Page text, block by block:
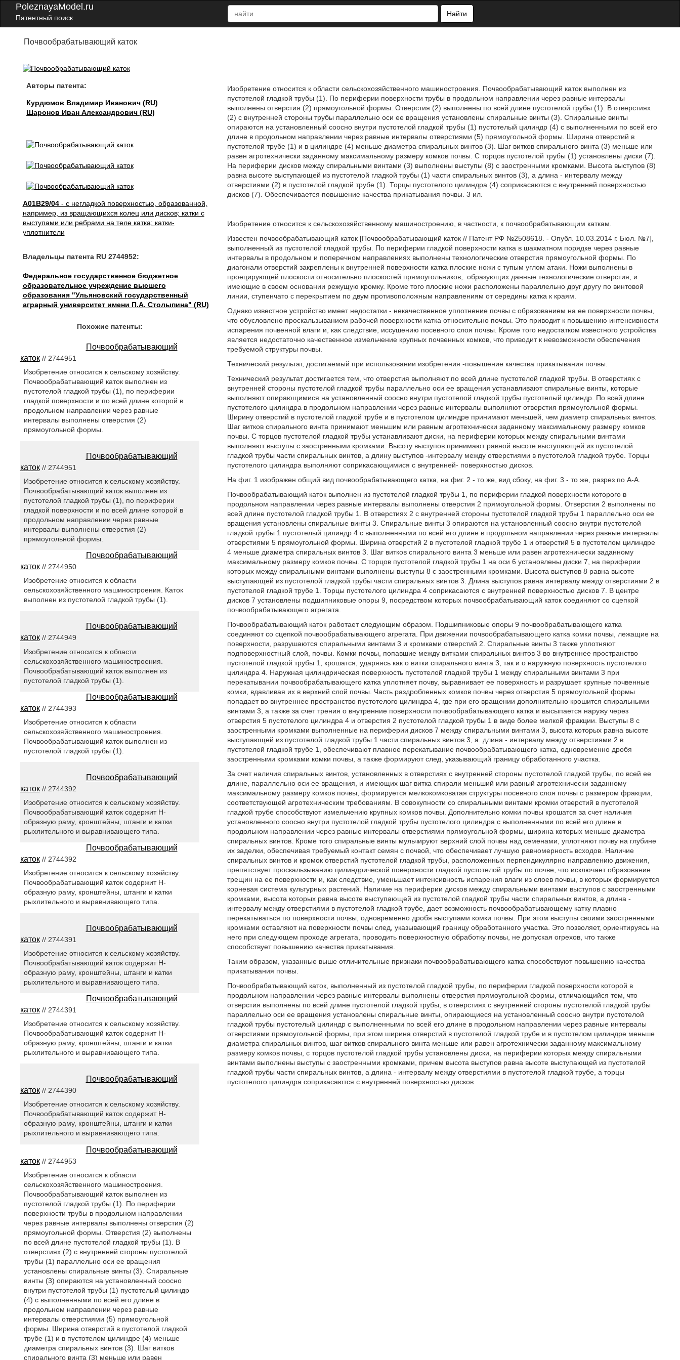
PoleznayaModel.ru
Патентный поиск
Найти
Почвообрабатывающий каток
Авторы патента:
Курдюмов Владимир Иванович (RU)
Шаронов Иван Александрович (RU)
A01B29/04- с негладкой поверхностью, образованной,
например, из вращающихся колец или дисков; катки с
выступами или ребрами на теле катка; катки-
уплотнители
Владельцы патента RU 2744952:
Федеральное государственное бюджетное
образовательное учреждение высшего
образования "Ульяновский государственный
аграрный университет имени П.А. Столыпина" (RU)
Изобретение относится к области сельскохозяйственного машиностроения. Почвообрабатывающий каток выполнен из
пустотелой гладкой трубы (1). По периферии поверхности трубы в продольном направлении через равные интервалы
выполнены отверстия (2) прямоугольной формы. Отверстия (2) выполнены по всей длине пустотелой трубы (1). В отверстиях
(2) с внутренней стороны трубы параллельно оси ее вращения установлены спиральные винты (3). Спиральные винты
опираются на установленный соосно внутри пустотелой гладкой трубы (1) пустотелый цилиндр (4) с выполненными по всей его
длине в продольном направлении через равные интервалы отверстиями (5) прямоугольной формы. Ширина отверстий в
пустотелой трубе (1) и в цилиндре (4) меньше диаметра спиральных винтов (3). Шаг витков спирального винта (3) меньше или
равен агротехнически заданному максимальному размеру комков почвы. С торцов пустотелой трубы (1) установлены диски (7).
На периферии дисков между спиральными винтами (3) выполнены выступы (8) с заостренными кромками. Высота выступов (8)
равна высоте выступающей из пустотелой гладкой трубы (1) части спиральных винтов (3), а длина - интервалу между
отверстиями (2) в пустотелой гладкой трубе (1). Торцы пустотелого цилиндра (4) соприкасаются с внутренней поверхностью
дисков (7). Обеспечивается повышение качества прикатывания почвы. 3 ил.
Изобретение относится к сельскохозяйственному машиностроению, в частности, к почвообрабатывающим каткам.
Известен почвообрабатывающий каток [Почвообрабатывающий каток // Патент РФ №2508618. - Опубл. 10.03.2014 г. Бюл. №7],
выполненный из пустотелой гладкой трубы. По периферии гладкой поверхности катка в шахматном порядке через равные
интервалы в продольном и поперечном направлениях выполнены технологические отверстия прямоугольной формы. По
диагонали отверстий закреплены к внутренней поверхности катка плоские ножи с тупым углом атаки. Ножи выполнены в
проецирующей плоскости относительно плоскостей прямоугольников,. образующих данные технологические отверстия, и
имеющие в своем основании режущую кромку. Кроме того плоские ножи расположены параллельно друг другу по винтовой
линии, ступенчато с перекрытием по двум противоположным направлениям от середины катка к краям.
Однако известное устройство имеет недостатки - некачественное уплотнение почвы с образованием на ее поверхности почвы,
что обусловлено проскальзыванием рабочей поверхности катка относительно почвы. Это приводит к повышению интенсивности
испарения почвенной влаги и, как следствие, иссушению посевного слоя почвы. Кроме того недостатком известного устройства
является недостаточно качественное измельчение крупных почвенных комков, что приводит к невозможности обеспечения
требуемой структуры почвы.
Технический результат, достигаемый при использовании изобретения -повышение качества прикатывания почвы.
Технический результат достигается тем, что отверстия выполняют по всей длине пустотелой гладкой трубы. В отверстиях с
внутренней стороны пустотелой гладкой трубы параллельно оси ее вращения устанавливают спиральные винты, которые
выполняют опирающимися на установленный соосно внутри пустотелой гладкой трубы пустотелый цилиндр. По всей длине
пустотелого цилиндра в продольном направлении через равные интервалы выполняют отверстия прямоугольной формы.
Ширину отверстий в пустотелой гладкой трубе и в пустотелом цилиндре принимают меньшей, чем диаметр спиральных винтов.
Шаг витков спирального винта принимают меньшим или равным агротехнически заданному максимальному размеру комков
почвы. С торцов пустотелой гладкой трубы устанавливают диски, на периферии которых между спиральными винтами
выполняют выступы с заостренными кромками. Высоту выступов принимают равной высоте выступающей из пустотелой
гладкой трубы части спиральных винтов, а длину выступов -интервалу между отверстиями в пустотелой гладкой трубе. Торцы
пустотелого цилиндра выполняют соприкасающимися с внутренней- поверхностью дисков.
На фиг. 1 изображен общий вид почвообрабатывающего катка, на фиг. 2 - то же, вид сбоку, на фиг. 3 - то же, разрез по А-А.
Почвообрабатывающий каток выполнен из пустотелой гладкой трубы 1, по периферии гладкой поверхности которого в
продольном направлении через равные интервалы выполнены отверстия 2 прямоугольной формы. Отверстия 2 выполнены по
всей длине пустотелой гладкой трубы 1. В отверстиях 2 с внутренней стороны пустотелой гладкой трубы 1 параллельно оси ее
вращения установлены спиральные винты 3. Спиральные винты 3 опираются на установленный соосно внутри пустотелой
гладкой трубы 1 пустотелый цилиндр 4 с выполненными по всей его длине в продольном направлении через равные интервалы
отверстиями 5 прямоугольной формы. Ширина отверстий 2 в пустотелой гладкой трубе 1 и отверстий 5 в пустотелом цилиндре
4 меньше диаметра спиральных винтов 3. Шаг витков спирального винта 3 меньше или равен агротехнически заданному
максимальному размеру комков почвы. С торцов пустотелой гладкой трубы 1 на оси 6 установлены диски 7, на периферии
которых между спиральными винтами выполнены выступы 8 с заостренными кромками. Высота выступов 8 равна высоте
выступающей из пустотелой гладкой трубы части спиральных винтов 3. Длина выступов равна интервалу между отверстиями 2 в
пустотелой гладкой трубе 1. Торцы пустотелого цилиндра 4 соприкасаются с внутренней поверхностью дисков 7. В центре
дисков 7 установлены подшипниковые опоры 9, посредством которых почвообрабатывающий каток соединяют со сцепкой
почвообрабатывающего агрегата.
Почвообрабатывающий каток работает следующим образом. Подшипниковые опоры 9 почвообрабатывающего катка
соединяют со сцепкой почвообрабатывающего агрегата. При движении почвообрабатывающего катка комки почвы, лежащие на
поверхности, разрушаются спиральными винтами 3 и кромками отверстий 2. Спиральные винты 3 также уплотняют
подповерхностный слой, почвы. Комки почвы, попавшие между витками спиральных винтов 3 во внутреннее пространство
пустотелой гладкой трубы 1, крошатся, ударяясь как о витки спирального винта 3, так и о наружную поверхность пустотелого
цилиндра 4. Наружная цилиндрическая поверхность пустотелой гладкой трубы 1 между спиральными винтами 3 при
перекатывании почвообрабатывающего катка уплотняет почву, выравнивает ее поверхность и разрушает крупные почвенные
комки, вдавливая их в верхний слой почвы. Часть раздробленных комков почвы через отверстия 5 прямоугольной формы
попадает во внутреннее пространство пустотелого цилиндра 4, где при его вращении дополнительно крошится спиральными
винтами 3, а также за счет трения о внутренние поверхности почвообрабатывающего катка и высыпается наружу через
отверстия 5 пустотелого цилиндра 4 и отверстия 2 пустотелой гладкой трубы 1 в виде более мелкой фракции. Выступы 8 с
заостренными кромками выполненные на периферии дисков 7 между спиральными винтами 3, высота которых равна высоте
выступающей из пустотелой гладкой трубы 1 части спиральных винтов 3, а. длина - интервалу между отверстиями 2 в
пустотелой гладкой трубе 1, обеспечивают плавное перекатывание почвообрабатывающего катка, одновременно дробя
заостренными кромками комки почвы, а также формируют след, указывающий границу обработанного участка.
За счет наличия спиральных винтов, установленных в отверстиях с внутренней стороны пустотелой гладкой трубы, по всей ее
длине, параллельно оси ее вращения, и имеющих шаг витка спирали меньший или равный агротехнически заданному
максимальному размеру комков почвы, формируется мелкокомковатая структуры посевного слоя почвы с размером фракции,
соответствующей агротехническим требованиям. В совокупности со спиральными винтами кромки отверстий в пустотелой
гладкой трубе способствуют измельчению крупных комков почвы. Дополнительно комки почвы крошатся за счет наличия
установленного соосно внутри пустотелой гладкой трубы пустотелого цилиндра с выполненными по всей его длине в
продольном направлении через равные интервалы отверстиями прямоугольной формы, ширина которых меньше диаметра
спиральных винтов. Кроме того спиральные винты мульчируют верхний слой почвы над семенами, уплотняют почву на глубине
их заделки, обеспечивая требуемый контакт семян с почвой, что обеспечивает лучшую равномерность всходов. Наличие
спиральных винтов и кромок отверстий пустотелой гладкой трубы, расположенных перпендикулярно направлению движения,
препятствует проскальзыванию цилиндрической поверхности гладкой пустотелой трубы по почве, что исключает образование
трещин на ее поверхности и, как следствие, уменьшает интенсивность испарения влаги из слоев почвы, в которых формируется
корневая система культурных растений. Наличие на периферии дисков между спиральными винтами выступов с заостренными
кромками, высота которых равна высоте выступающей из пустотелой гладкой трубы части спиральных винтов, а длина -
интервалу между отверстиями в пустотелой гладкой трубе, дает возможность почвообрабатывающему катку плавно
перекатываться по поверхности почвы, одновременно дробя выступами комки почвы. При этом выступы своими заостренными
кромками оставляют на поверхности почвы след, указывающий границу обработанного участка. Это позволяет, ориентируясь на
него при следующем проходе агрегата, проводить поверхностную обработку почвы, не допуская огрехов, что также
способствует повышению качества прикатывания.
Таким образом, указанные выше отличительные признаки почвообрабатывающего катка способствуют повышению качества
прикатывания почвы.
Почвообрабатывающий каток, выполненный из пустотелой гладкой трубы, по периферии гладкой поверхности которой в
продольном направлении через равные интервалы выполнены отверстия прямоугольной формы, отличающийся тем, что
отверстия выполнены по всей длине пустотелой гладкой трубы, в отверстиях с внутренней стороны пустотелой гладкой трубы
параллельно оси ее вращения установлены спиральные винты, опирающиеся на установленный соосно внутри пустотелой
гладкой трубы пустотелый цилиндр с выполненными по всей его длине в продольном направлении через равные интервалы
отверстиями прямоугольной формы, при этом ширина отверстий в пустотелой гладкой трубе и в пустотелом цилиндре меньше
диаметра спиральных винтов, шаг витков спирального винта меньше или равен агротехнически заданному максимальному
размеру комков почвы, с торцов пустотелой гладкой трубы установлены диски, на периферии которых между спиральными
винтами выполнены выступы с заостренными кромками, причем высота выступов равна высоте выступающей из пустотелой
гладкой трубы части спиральных винтов, а длина - интервалу между отверстиями в пустотелой гладкой трубе, а торцы
пустотелого цилиндра соприкасаются с внутренней поверхностью дисков.
Похожие патенты:
Почвообрабатывающий
каток// 2744951
Изобретение относится к сельскому хозяйству.
Почвообрабатывающий каток выполнен из
пустотелой гладкой трубы (1), по периферии
гладкой поверхности и по всей длине которой в
продольном направлении через равные
интервалы выполнены отверстия (2)
прямоугольной формы.
Почвообрабатывающий
каток// 2744951
Изобретение относится к сельскому хозяйству.
Почвообрабатывающий каток выполнен из
пустотелой гладкой трубы (1), по периферии
гладкой поверхности и по всей длине которой в
продольном направлении через равные
интервалы выполнены отверстия (2)
прямоугольной формы.
Почвообрабатывающий
каток// 2744950
Изобретение относится к области
сельскохозяйственного машиностроения. Каток
выполнен из пустотелой гладкой трубы (1).
Почвообрабатывающий
каток// 2744949
Изобретение относится к области
сельскохозяйственного машиностроения.
Почвообрабатывающий каток выполнен из
пустотелой гладкой трубы (1).
Почвообрабатывающий
каток// 2744393
Изобретение относится к области
сельскохозяйственного машиностроения.
Почвообрабатывающий каток выполнен из
пустотелой гладкой трубы (1).
Почвообрабатывающий
каток// 2744392
Изобретение относится к сельскому хозяйству.
Почвообрабатывающий каток содержит Н-
образную раму, кронштейны, штанги и катки
рыхлительного и выравнивающего типа.
Почвообрабатывающий
каток// 2744392
Изобретение относится к сельскому хозяйству.
Почвообрабатывающий каток содержит Н-
образную раму, кронштейны, штанги и катки
рыхлительного и выравнивающего типа.
Почвообрабатывающий
каток// 2744391
Изобретение относится к сельскому хозяйству.
Почвообрабатывающий каток содержит Н-
образную раму, кронштейны, штанги и катки
рыхлительного и выравнивающего типа.
Почвообрабатывающий
каток// 2744391
Изобретение относится к сельскому хозяйству.
Почвообрабатывающий каток содержит Н-
образную раму, кронштейны, штанги и катки
рыхлительного и выравнивающего типа.
Почвообрабатывающий
каток// 2744390
Изобретение относится к сельскому хозяйству.
Почвообрабатывающий каток содержит Н-
образную раму, кронштейны, штанги и катки
рыхлительного и выравнивающего типа.
Почвообрабатывающий
каток// 2744953
Изобретение относится к области
сельскохозяйственного машиностроения.
Почвообрабатывающий каток выполнен из
пустотелой гладкой трубы (1). По периферии
поверхности трубы в продольном направлении
через равные интервалы выполнены отверстия (2)
прямоугольной формы. Отверстия (2) выполнены
по всей длине пустотелой гладкой трубы (1). В
отверстиях (2) с внутренней стороны пустотелой
трубы (1) параллельно оси ее вращения
установлены спиральные винты (3). Спиральные
винты (3) опираются на установленный соосно
внутри пустотелой трубы (1) пустотелый цилиндр
(4) с выполненными по всей его длине в
продольном направлении через равные
интервалы отверстиями (5) прямоугольной
формы. Ширина отверстий в пустотелой гладкой
трубе (1) и в пустотелом цилиндре (4) меньше
диаметра спиральных винтов (3). Шаг витков
спирального винта (3) меньше или равен